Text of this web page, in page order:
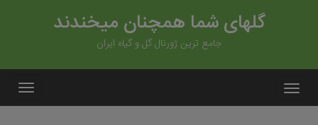
گلهای شما همچنان میخندند
جامع ترین ژورنال گل و گیاه ایران